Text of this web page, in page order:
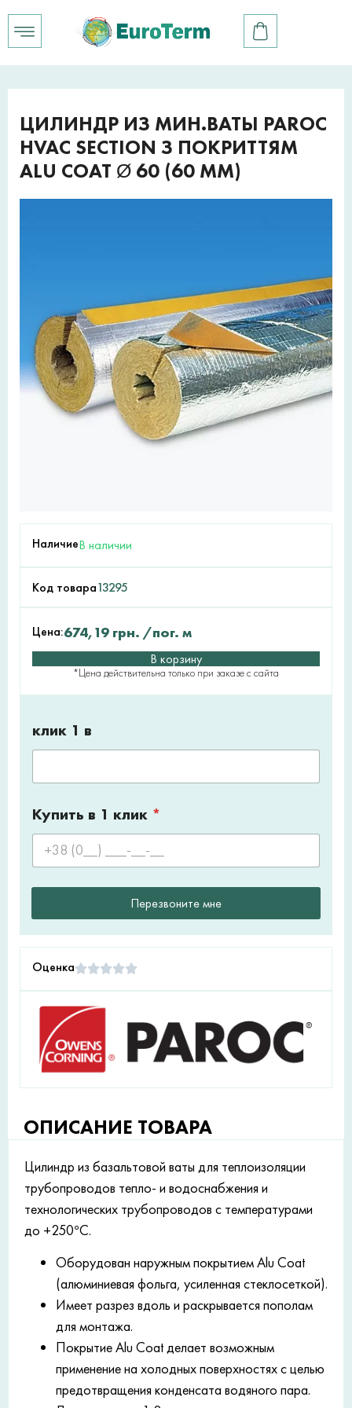
ЦИЛИНДР ИЗ МИН.ВАТЫ PAROC
HVAC SECTION З ПОКРИТТЯМ
ALU COAT Ø 60 (60 ММ)
НаличиеВ наличии
Код товара13295
Цена:674,19 грн. /пог. м
В корзину
*Цена действительна только при заказе с сайта
клик 1 в
Купить в 1 клик *
Перезвоните мне
Оценка
ОПИСАНИЕ ТОВАРА
Цилиндр из базальтовой ваты для теплоизоляции
трубопроводов тепло- и водоснабжения и
технологических трубопроводов с температурами
до +250°С.
Оборудован наружным покрытием Alu Coat
(алюминиевая фольга, усиленная стеклосеткой).
Имеет разрез вдоль и раскрывается пополам
для монтажа.
Покрытие Alu Coat делает возможным
применение на холодных поверхностях с целью
предотвращения конденсата водяного пара.